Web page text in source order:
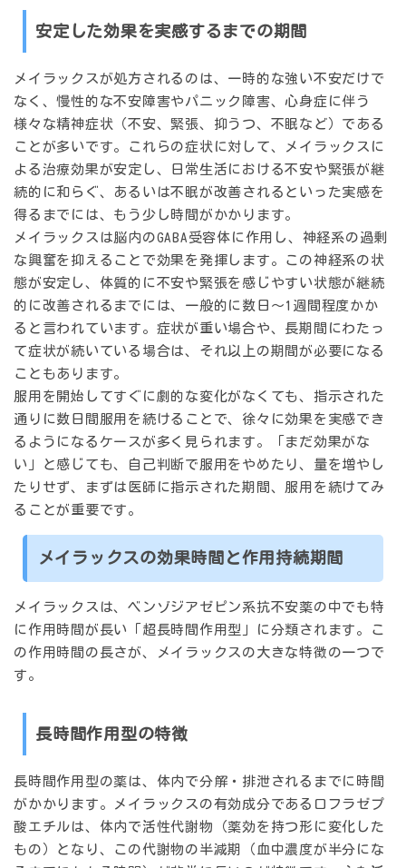
安定した効果を実感するまでの期間
メイラックスが処方されるのは、一時的な強い不安だけで
なく、慢性的な不安障害やパニック障害、心身症に伴う
様々な精神症状（不安、緊張、抑うつ、不眠など）である
ことが多いです。これらの症状に対して、メイラックスに
よる 治療効果が安定し、日常生活における不安や緊張が継
続的に和らぐ、あるいは不眠が改善されるといった実感を
得るまでには、もう少し時間がかかります。
メイラックスは脳内のGABA受容体に作用し、神経系の過剰
な興奮を抑えることで効果を発揮します。この神経系の状
態が安定し、 体質的に不安や緊張を感じやすい状態が継続
的に改善されるまでには、一般的に数日～1週間程度かか
る と言われています。症状が重い場合や、長期間にわたっ
て症状が続いている場合は、それ以上の期間が必要になる
こともあります。
服用を開始してすぐに劇的な変化がなくても、指示された
通りに数日間服用を続けることで、徐々に効果を実感でき
るようになるケースが多く見られます。「まだ効果がな
い」と感じても、自己判断で服用をやめたり、量を増やし
たりせず、まずは医師に指示された期間、服用を続けてみ
ることが重要です。
メイラックスの効果時間と作用持続期間
メイラックスは、ベンゾジアゼピン系抗不安薬の中でも特
に 作用時間が長い「超長時間作用型」
に分類されます。こ
の作用時間の長さが、メイラックスの大きな特徴の一つで
す。
長時間作用型の特徴
長時間作用型の薬は、体内で分解・排泄されるまでに時間
がかかります。メイラックスの有効成分であるロフラゼプ
酸エチルは、体内で活性代謝物（薬効を持つ形に変化した
もの）となり、この代謝物の半減期（血中濃度が半分にな